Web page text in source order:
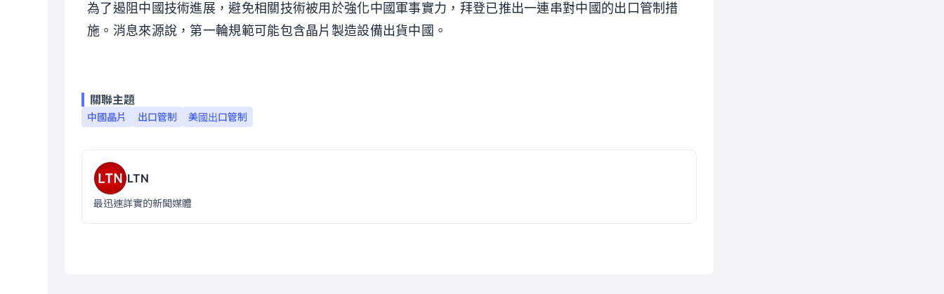
為了遏阻中國技術進展，避免相關技術被用於強化中國軍事實力，拜登已推出一連串對中國的出口管制措
施。消息來源說，第一輪規範可能包含晶片製造設備出貨中國。
關聯主題
中國晶片 出口管制 美國出口管制
LTN
最迅速詳實的新聞媒體